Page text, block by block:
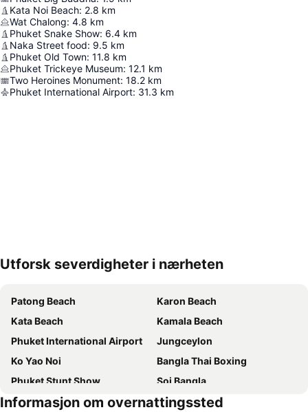
Kata Noi Beach: 2.8 km
Wat Chalong: 4.8 km
Phuket Snake Show: 6.4 km
Naka Street food: 9.5 km
Phuket Old Town: 11.8 km
Phuket Trickeye Museum: 12.1 km
Two Heroines Monument: 18.2 km
Phuket International Airport: 31.3 km
Utforsk severdigheter i nærheten
Patong Beach
Karon Beach
Kata Beach
Kamala Beach
Phuket International Airport
Jungceylon
Ko Yao Noi
Bangla Thai Boxing
Phuket Stunt Show
Soi Bangla
Freedom Beach
Koh Racha Yai
Informasjon om overnattingssted